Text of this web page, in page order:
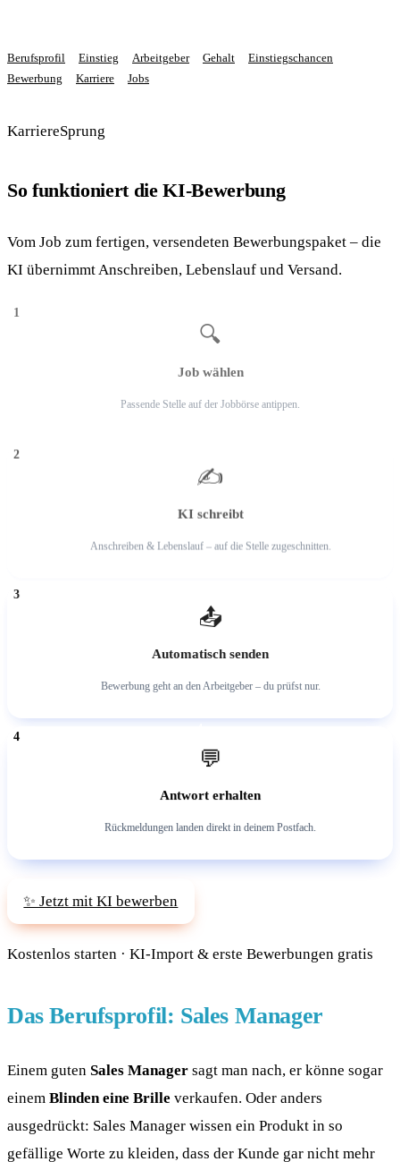
Berufsprofil Einstieg Arbeitgeber Gehalt
Einstiegschancen
Bewerbung
Karriere Jobs
KarriereSprung
So funktioniert die KI-Bewerbung
Vom Job zum fertigen, versendeten Bewerbungspaket – die
KI übernimmt Anschreiben, Lebenslauf und Versand.
🔍
Job wählen
Passende Stelle auf der Jobbörse antippen.
✍️
KI schreibt
Anschreiben & Lebenslauf – auf die Stelle zugeschnitten.
📤
Automatisch senden
Bewerbung geht an den Arbeitgeber – du prüfst nur.
💬
Antwort erhalten
Rückmeldungen landen direkt in deinem Postfach.
✨ Jetzt mit KI bewerben
Kostenlos starten · KI-Import & erste Bewerbungen gratis
Das Berufsprofil: Sales Manager
Einem guten Sales Manager sagt man nach, er könne sogar
einem Blinden eine Brille verkaufen. Oder anders
ausgedrückt: Sales Manager wissen ein Produkt in so
gefällige Worte zu kleiden, dass der Kunde gar nicht mehr